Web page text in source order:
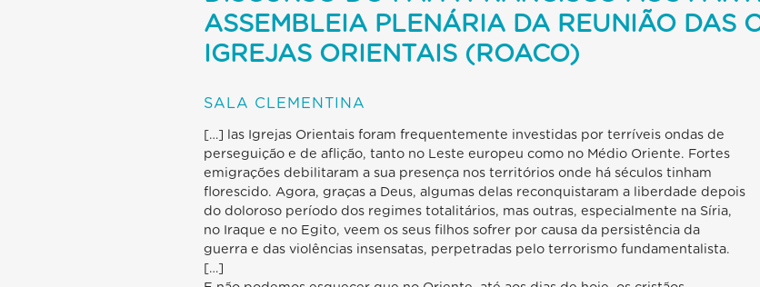
ASSEMBLEIA PLENÁRIA DA REUNIÃO DAS
IGREJAS ORIENTAIS (ROACO)
SALA CLEMENTINA
[…] las Igrejas Orientais foram frequentemente investidas por terríveis ondas de
perseguição e de aflição, tanto no Leste europeu como no Médio Oriente. Fortes
emigrações debilitaram a sua presença nos territórios onde há séculos tinham
florescido. Agora, graças a Deus, algumas delas reconquistaram a liberdade depois
do doloroso período dos regimes totalitários, mas outras, especialmente na Síria,
no Iraque e no Egito, veem os seus filhos sofrer por causa da persistência da
guerra e das violências insensatas, perpetradas pelo terrorismo fundamentalista.
[…]